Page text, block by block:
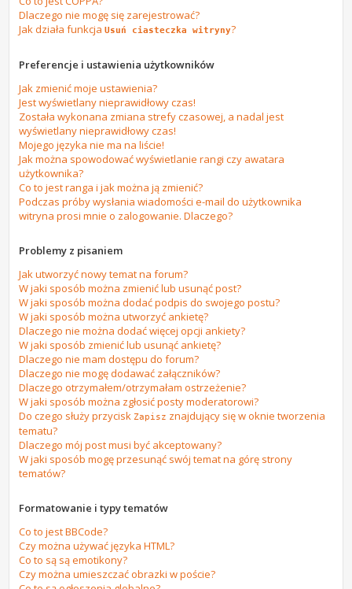
Dlaczego nie mogę się zarejestrować?
Jak działa funkcjaUsuń ciasteczka witryny?
Preferencje i ustawienia użytkowników
Jak zmienić moje ustawienia?
Jest wyświetlany nieprawidłowy czas!
Została wykonana zmiana strefy czasowej, a nadal jest
wyświetlany nieprawidłowy czas!
Mojego języka nie ma na liście!
Jak można spowodować wyświetlanie rangi czy awatara
użytkownika?
Co to jest ranga i jak można ją zmienić?
Podczas próby wysłania wiadomości e-mail do użytkownika
witryna prosi mnie o zalogowanie. Dlaczego?
Problemy z pisaniem
Jak utworzyć nowy temat na forum?
W jaki sposób można zmienić lub usunąć post?
W jaki sposób można dodać podpis do swojego postu?
W jaki sposób można utworzyć ankietę?
Dlaczego nie można dodać więcej opcji ankiety?
W jaki sposób zmienić lub usunąć ankietę?
Dlaczego nie mam dostępu do forum?
Dlaczego nie mogę dodawać załączników?
Dlaczego otrzymałem/otrzymałam ostrzeżenie?
W jaki sposób można zgłosić posty moderatorowi?
Do czego służy przyciskZapisz znajdujący się w oknie tworzenia
tematu?
Dlaczego mój post musi być akceptowany?
W jaki sposób mogę przesunąć swój temat na górę strony
tematów?
Formatowanie i typy tematów
Co to jest BBCode?
Czy można używać języka HTML?
Co to są są emotikony?
Czy można umieszczać obrazki w poście?